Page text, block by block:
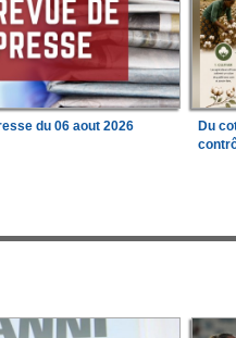
du 06 aout 2026
Du